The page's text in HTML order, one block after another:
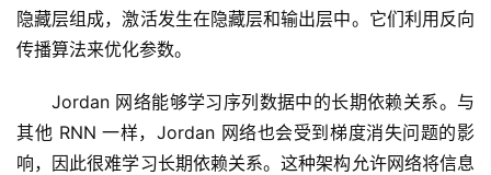
隐藏层组成，激活发生在隐藏层和输出层中。它们利用反向
传播算法来优化参数。
Jordan 网络能够学习序列数据中的长期依赖关系。与
其他 RNN 一样，Jordan 网络也会受到梯度消失问题的影
响，因此很难学习长期依赖关系。这种架构允许网络将信息